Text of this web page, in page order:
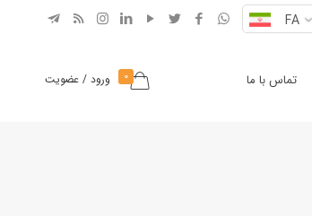
FA
تماس با ما 0 ورود / عضویت